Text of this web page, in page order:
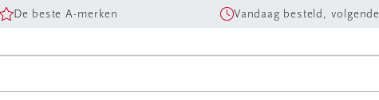
De beste A-merken Vandaag besteld,